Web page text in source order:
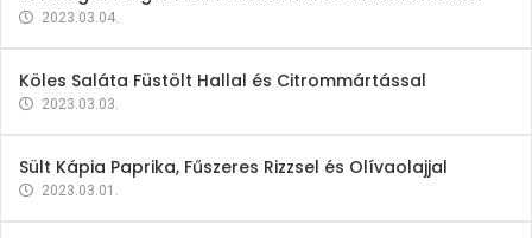
2023.03.04.
Köles Saláta Füstölt Hallal és Citrommártással
2023.03.03.
Sült Kápia Paprika, Fűszeres Rizzsel és Olívaolajjal
2023.03.01.